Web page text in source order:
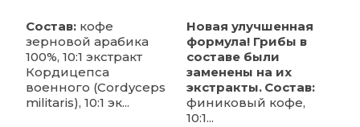
Состав:кофе
зерновой арабика
100%, 10:1 экстракт
Кордицепса
военного (Cordyceps
militaris), 10:1 эк...
Новая улучшенная
формула! Грибы в
составе были
заменены на их
экстракты. Состав:
финиковый кофе,
10:1...